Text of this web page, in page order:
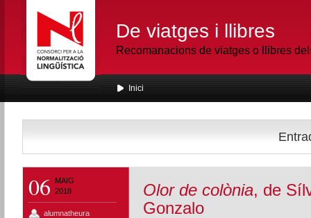
De viatges i llibres
Recomanacions de viatges o llibres
Inici
06
MAIG
2018
alumnatheura
Olor de colònia, de
Gonzalo